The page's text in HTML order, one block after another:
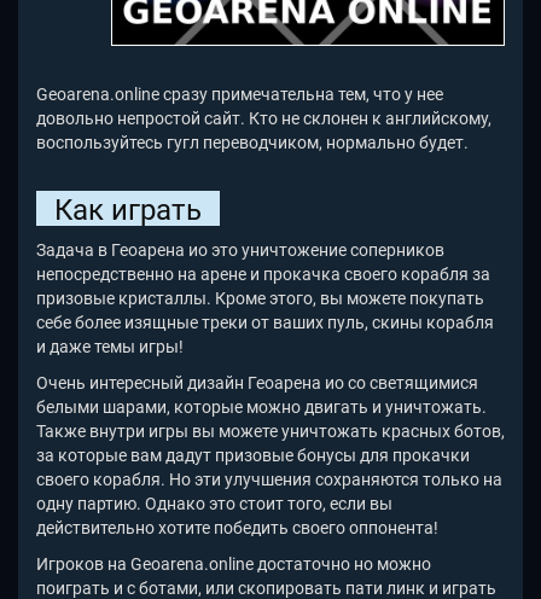
Geoarena.online сразу примечательна тем, что у нее
довольно непростой сайт. Кто не склонен к английскому,
воспользуйтесь гугл переводчиком, нормально будет.
Как играть
Задача в Геоарена ио это уничтожение соперников
непосредственно на арене и прокачка своего корабля за
призовые кристаллы. Кроме этого, вы можете покупать
себе более изящные треки от ваших пуль, скины корабля
и даже темы игры!
Очень интересный дизайн Геоарена ио со светящимися
белыми шарами, которые можно двигать и уничтожать.
Также внутри игры вы можете уничтожать красных ботов,
за которые вам дадут призовые бонусы для прокачки
своего корабля. Но эти улучшения сохраняются только на
одну партию. Однако это стоит того, если вы
действительно хотите победить своего оппонента!
Игроков на Geoarena.online достаточно но можно
поиграть и с ботами, или скопировать пати линк и играть